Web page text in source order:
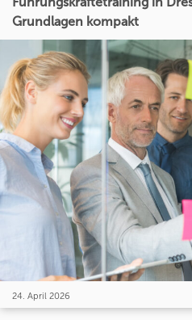
Grundlagen kompakt
24. April 2026